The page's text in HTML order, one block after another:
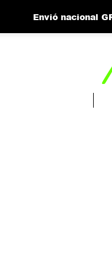
Envió nacional